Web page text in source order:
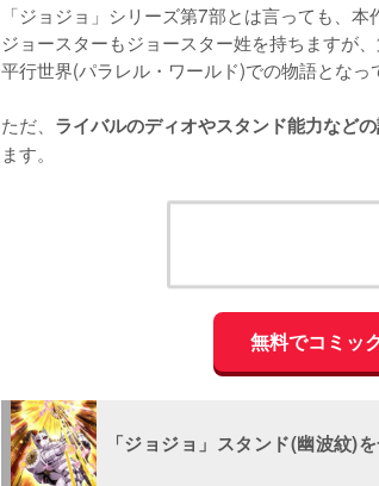
「ジョジョ」シリーズ第7部とは言っても、
ジョースターもジョースター姓を持ちますが
平行世界(パラレル・ワールド)での物語となっ
ただ、 ライバルのディオやスタンド能力など
ます。
無料でコミッ
「ジョジョ」スタンド(幽波紋)